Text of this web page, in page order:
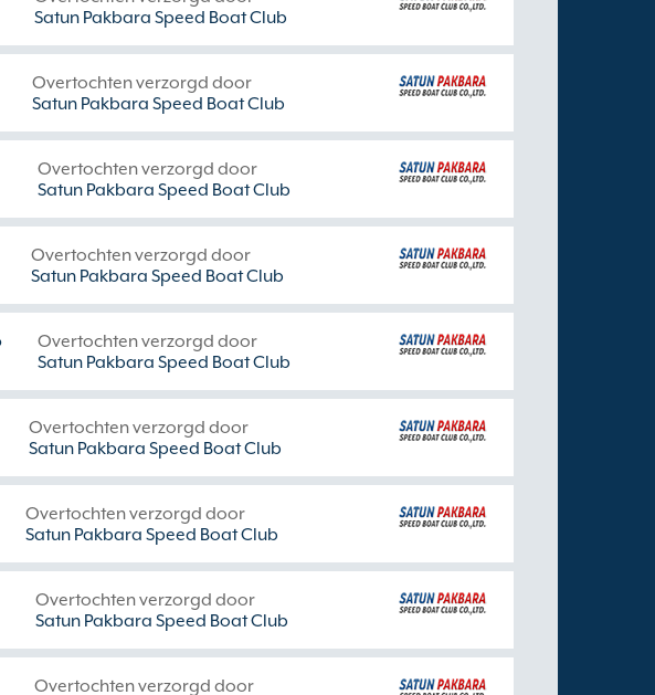
Satun Pakbara Speed Boat Club
Overtochten verzorgd door
Satun Pakbara Speed Boat Club
Overtochten verzorgd door
Satun Pakbara Speed Boat Club
Overtochten verzorgd door
Satun Pakbara Speed Boat Club
Overtochten verzorgd door
Satun Pakbara Speed Boat Club
Overtochten verzorgd door
Satun Pakbara Speed Boat Club
Overtochten verzorgd door
Satun Pakbara Speed Boat Club
Overtochten verzorgd door
Satun Pakbara Speed Boat Club
Overtochten verzorgd door